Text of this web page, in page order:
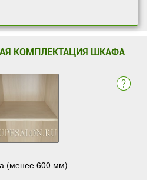
КОМПЛЕКТАЦИЯ ШКАФА
(менее 600 мм)